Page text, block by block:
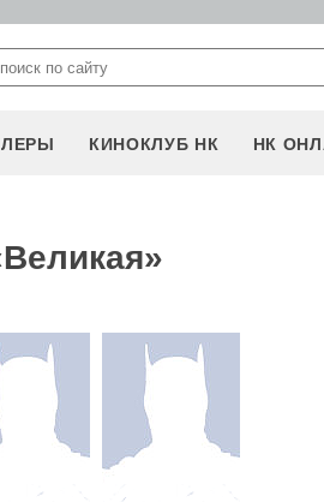
КИНОКЛУБ НК НК